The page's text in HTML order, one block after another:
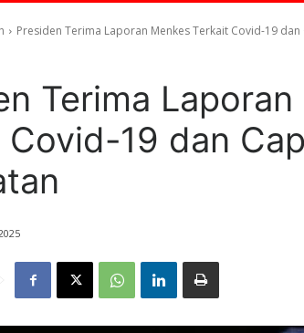
Presiden Terima Laporan Menkes Terkait Covid-19
Terima
19 dan